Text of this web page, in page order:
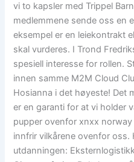
vi to kapsler med Trippel
medlemmene sende oss en
eksempel er en leiekontrakt
skal vurderes. I Trond
spesiell interesse for rollen.
innen samme M2M Cloud
Hosianna i det høyeste! Det
er en garanti for at vi holder
pupper ovenfor xnxx
innfrir vilkårene ovenfor
utdanningen: